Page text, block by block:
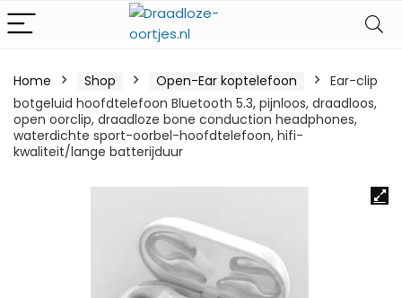
Home Shop Open-Ear koptelefoon
Ear-clip
botgeluid hoofdtelefoon Bluetooth 5.3, pijnloos, draadloos,
open oorclip, draadloze bone conduction headphones,
waterdichte sport-oorbel-hoofdtelefoon, hifi-
kwaliteit/lange batterijduur